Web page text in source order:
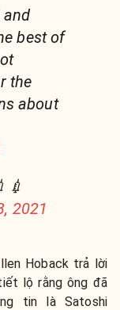
and
best of
the
about
2021
Hoback trả lời
lộ rằng ông đã
tin là Satoshi